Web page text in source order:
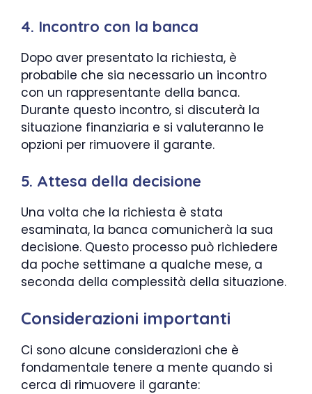
4. Incontro con la banca
Dopo aver presentato la richiesta, è
probabile che sia necessario un incontro
con un rappresentante della banca.
Durante questo incontro, si discuterà la
situazione finanziaria e si valuteranno le
opzioni per rimuovere il garante.
5. Attesa della decisione
Una volta che la richiesta è stata
esaminata, la banca comunicherà la sua
decisione. Questo processo può richiedere
da poche settimane a qualche mese, a
seconda della complessità della situazione.
Considerazioni importanti
Ci sono alcune considerazioni che è
fondamentale tenere a mente quando si
cerca di rimuovere il garante: